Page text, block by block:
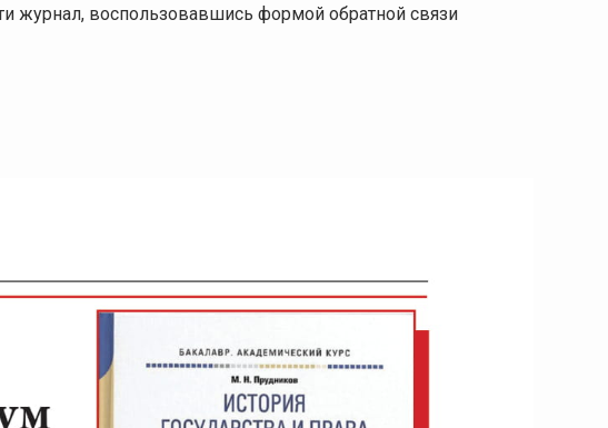
журнал, воспользовавшись формой обратной связи